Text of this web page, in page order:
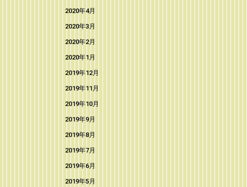
2020年4月
2020年3月
2020年2月
2020年1月
2019年12月
2019年11月
2019年10月
2019年9月
2019年8月
2019年7月
2019年6月
2019年5月